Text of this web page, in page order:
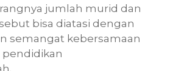
jumlah murid dan
bisa diatasi dengan
semangat kebersamaan